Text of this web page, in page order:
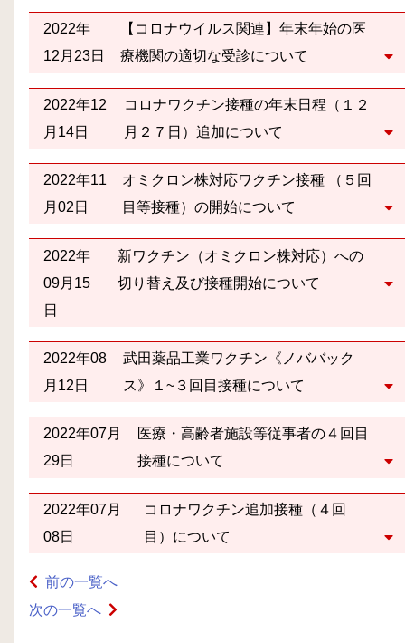
2022年
12月23日
【コロナウイルス関連】年末年始の医
療機関の適切な受診について
2022年12
月14日
コロナワクチン接種の年末日程（１２
月２７日）追加について
2022年11
月02日
オミクロン株対応ワクチン接種 （５回
目等接種）の開始について
2022年
09月15
日
新ワクチン（オミクロン株対応）への
切り替え及び接種開始について
2022年08
月12日
武田薬品工業ワクチン《ノババック
ス》１~３回目接種について
2022年07月
29日
医療・高齢者施設等従事者の４回目
接種について
2022年07月
08日
コロナワクチン追加接種（４回
目）について
前の一覧へ
次の一覧へ